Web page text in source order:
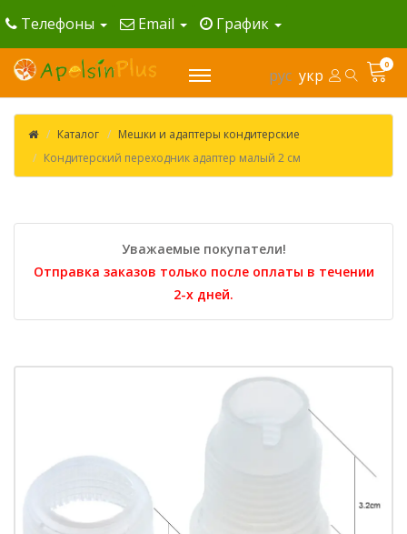
Телефоны Email График
рус укр
0
Каталог
Мешки и адаптеры кондитерские
Кондитерский переходник адаптер малый 2 см
Уважаемые покупатели!
Отправка заказов только после оплаты в течении
2-х дней.